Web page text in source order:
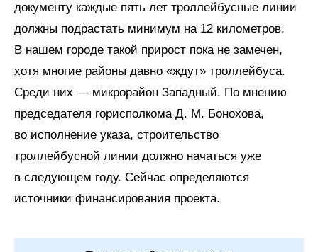
документу каждые пять лет троллейбусные линии
должны подрастать минимум на 12 километров.
В нашем городе такой прирост пока не замечен,
хотя многие районы давно «ждут» троллейбуса.
Среди них — микрорайон Западный. По мнению
председателя горисполкома Д. М. Бонохова,
во исполнение указа, строительство
троллейбусной линии должно начаться уже
в следующем году. Сейчас определяются
источники финансирования проекта.